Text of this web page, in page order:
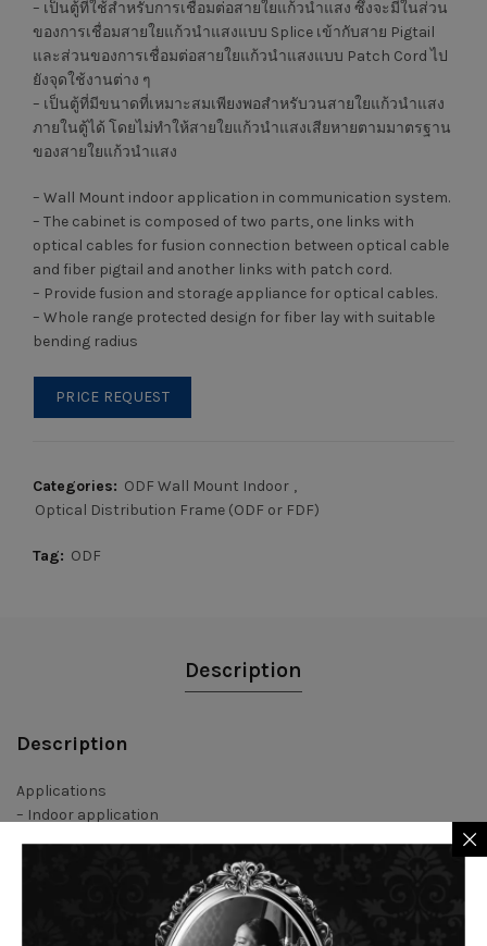
– เป็นตู้ที่ใช้สำหรับการเชื่อมต่อสายใยแก้วนำแสง ซึ่งจะมีในส่วน
ของการเชื่อมสายใยแก้วนำแสงแบบ Splice เข้ากับสาย Pigtail
และส่วนของการเชื่อมต่อสายใยแก้วนำแสงแบบ Patch Cord ไป
ยังจุดใช้งานต่าง ๆ
– เป็นตู้ที่มีขนาดที่เหมาะสมเพียงพอสำหรับวนสายใยแก้วนำแสง
ภายในตู้ได้ โดยไม่ทำให้สายใยแก้วนำแสงเสียหายตามมาตรฐาน
ของสายใยแก้วนำแสง
– Wall Mount indoor application in communication system.
– The cabinet is composed of two parts, one links with
optical cables for fusion connection between optical cable
and fiber pigtail and another links with patch cord.
– Provide fusion and storage appliance for optical cables.
– Whole range protected design for fiber lay with suitable
bending radius
PRICE REQUEST
Categories: ODF Wall Mount Indoor ,
Optical Distribution Frame (ODF or FDF)
Tag: ODF
Description
Description
Applications
– Indoor application
– Telecommunication networks, data communication networks